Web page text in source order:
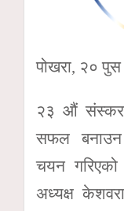
पोखरा, २० पुस
२३ औं
सफल बनाउन
चयन
अध्यक्ष